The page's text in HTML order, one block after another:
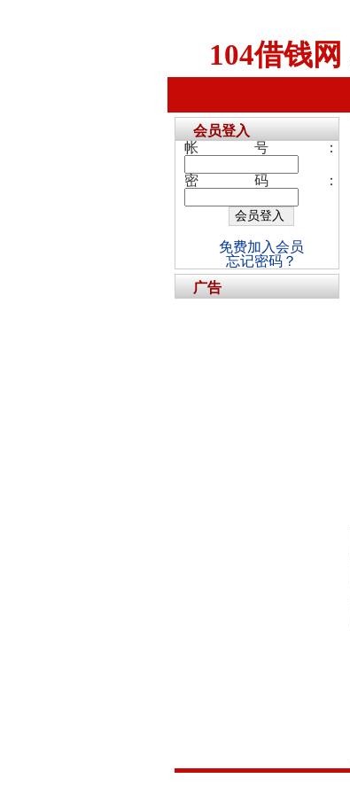
104借钱网
会员登入
帐号：
密码：
免费加入会员
忘记密码？
广告